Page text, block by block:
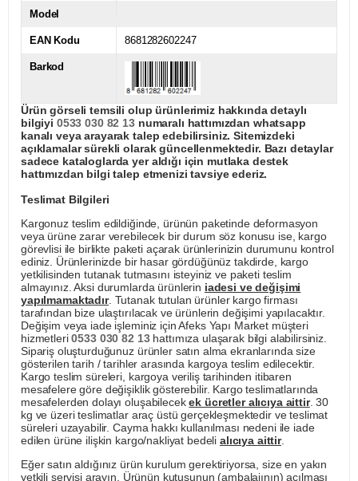
Model
EAN Kodu 8681282602247
Barkod
Ürün görseli temsili olup ürünlerimiz hakkında detaylı
bilgiyi 0533 030 82 13numaralı hattımızdan whatsapp
kanalı veya arayarak talep edebilirsiniz. Sitemizdeki
açıklamalar sürekli olarak güncellenmektedir. Bazı detaylar
sadece kataloglarda yer aldığı için mutlaka destek
hattımızdan bilgi talep etmenizi tavsiye ederiz.
Teslimat Bilgileri
Kargonuz teslim edildiğinde, ürünün paketinde deformasyon
veya ürüne zarar verebilecek bir durum söz konusu ise, kargo
görevlisi ile birlikte paketi açarak ürünlerinizin durumunu kontrol
ediniz. Ürünlerinizde bir hasar gördüğünüz takdirde, kargo
yetkilisinden tutanak tutmasını isteyiniz ve paketi teslim
almayınız. Aksi durumlarda ürünlerin iadesi ve değişimi
yapılmamaktadır. Tutanak tutulan ürünler kargo firması
tarafından bize ulaştırılacak ve ürünlerin değişimi yapılacaktır.
Değişim veya iade işleminiz için Afeks Yapı Market müşteri
hizmetleri0533 030 82 13hattımıza ulaşarak bilgi alabilirsiniz.
Sipariş oluşturduğunuz ürünler satın alma ekranlarında size
gösterilen tarih / tarihler arasında kargoya teslim edilecektir.
Kargo teslim süreleri, kargoya veriliş tarihinden itibaren
mesafelere göre değişiklik gösterebilir. Kargo teslimatlarında
mesafelerden dolayı oluşabilecekek ücretler alıcıya aittir. 30
kg ve üzeri teslimatlar araç üstü gerçekleşmektedir ve teslimat
süreleri uzayabilir. Cayma hakkı kullanılması nedeni ile iade
edilen ürüne ilişkin kargo/nakliyat bedeli alıcıya aittir.
Eğer satın aldığınız ürün kurulum gerektiriyorsa, size en yakın
yetkili servisi arayın. Ürünün kutusunun (ambalajının) açılması